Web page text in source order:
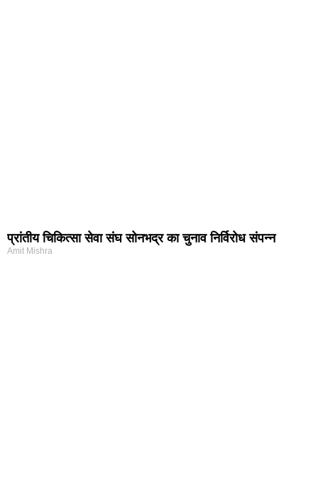
प्रांतीय चिकित्सा सेवा संघ सोनभद्र का चुनाव निर्विरोध संपन्न
Amit Mishra